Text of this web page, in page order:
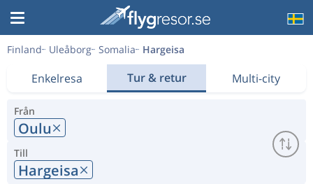
Finland Uleåborg Somalia Hargeisa
Enkelresa Tur & retur Multi-city
Från
Oulu
Till
Hargeisa